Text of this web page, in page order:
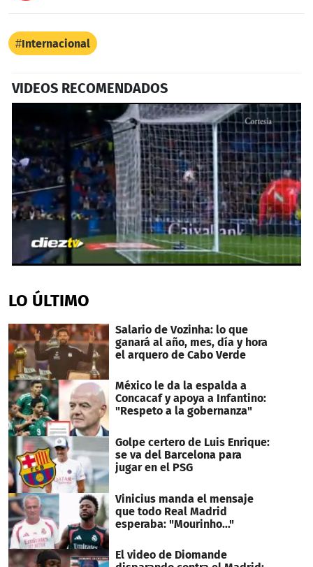
Internacional
VIDEOS RECOMENDADOS
of
36
LO ÚLTIMO
Salario de Vozinha: lo que
ganará al año, mes, día y hora
el arquero de Cabo Verde
México le da la espalda a
Concacaf y apoya a Infantino:
"Respeto a la gobernanza"
Golpe certero de Luis Enrique:
se va del Barcelona para
jugar en el PSG
Vinicius manda el mensaje
que todo Real Madrid
esperaba: "Mourinho..."
El video de Diomande